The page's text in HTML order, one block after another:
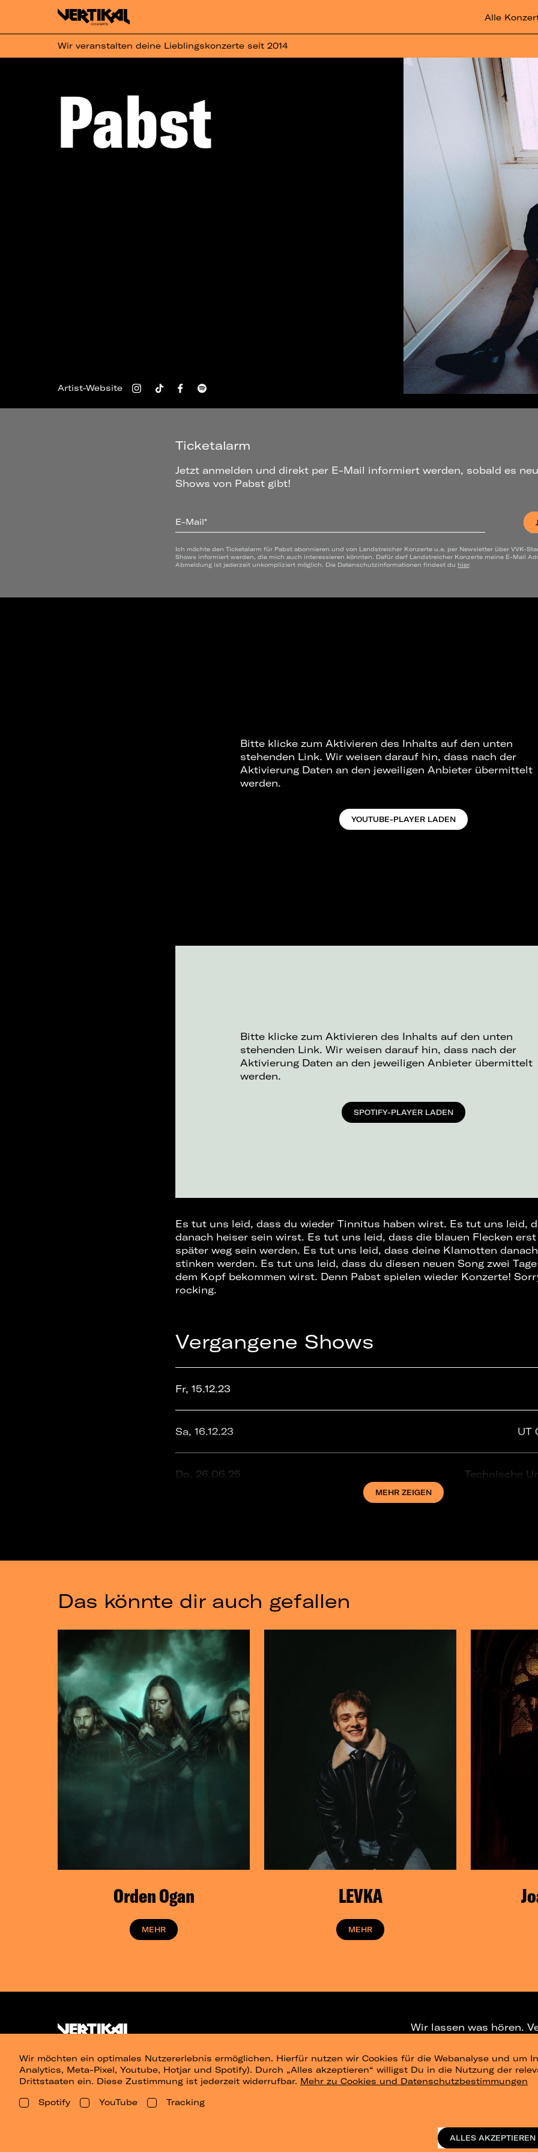
Alle
Wir veranstalten deine Lieblingskonzerte seit 2014
Pabst
Artist-Website
Ticketalarm
Jetzt anmelden und direkt per E-Mail informiert werden, sobald es
Shows von Pabst gibt!
E-Mail*
Ich möchte den Ticketalarm für Pabst abonnieren und von Landstreicher Konzerte u.a. per Newsletter über VVK-
Shows informiert werden, die mich auch interessieren könnten. Dafür darf Landstreicher Konzerte meine E-Mail
Abmeldung ist jederzeit unkompliziert möglich. Die Datenschutzinformationen findest du hier.
Bitte klicke zum Aktivieren des Inhalts auf den unten
stehenden Link. Wir weisen darauf hin, dass nach der
Aktivierung Daten an den jeweiligen Anbieter übermittelt
werden.
YOUTUBE-PLAYER LADEN
Bitte klicke zum Aktivieren des Inhalts auf den unten
stehenden Link. Wir weisen darauf hin, dass nach der
Aktivierung Daten an den jeweiligen Anbieter übermittelt
werden.
SPOTIFY-PLAYER LADEN
Es tut uns leid, dass du wieder Tinnitus haben wirst. Es tut uns leid,
danach heiser sein wirst. Es tut uns leid, dass die blauen Flecken erst
später weg sein werden. Es tut uns leid, dass deine Klamotten
stinken werden. Es tut uns leid, dass du diesen neuen Song zwei
dem Kopf bekommen wirst. Denn Pabst spielen wieder Konzerte!
rocking.
Vergangene Shows
Fr, 15.12.23
Sa, 16.12.23 UT
Do, 26.06.25 Technische
Sa, 31.01.26
MEHR ZEIGEN
Das könnte dir auch gefallen
Orden Ogan
MEHR
LEVKA
MEHR
Wir möchten ein optimales Nutzererlebnis ermöglichen. Hierfür nutzen wir Cookies für die Webanalyse und um
Analytics, Meta-Pixel, Youtube, Hotjar und Spotify). Durch „Alles akzeptieren“ willigst Du in die Nutzung der
Drittstaaten ein. Diese Zustimmung ist jederzeit widerrufbar. Mehr zu Cookies und Datenschutzbestimmungen
Spotify
YouTube Tracking
ALLES AKZEPTIEREN
Wir lassen was hören.
NEWSLETTER
Vergangene Shows